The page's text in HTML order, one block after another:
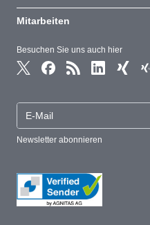
Besuchen Sie uns auch hier
Newsletter abonnieren
Mitarbeiten